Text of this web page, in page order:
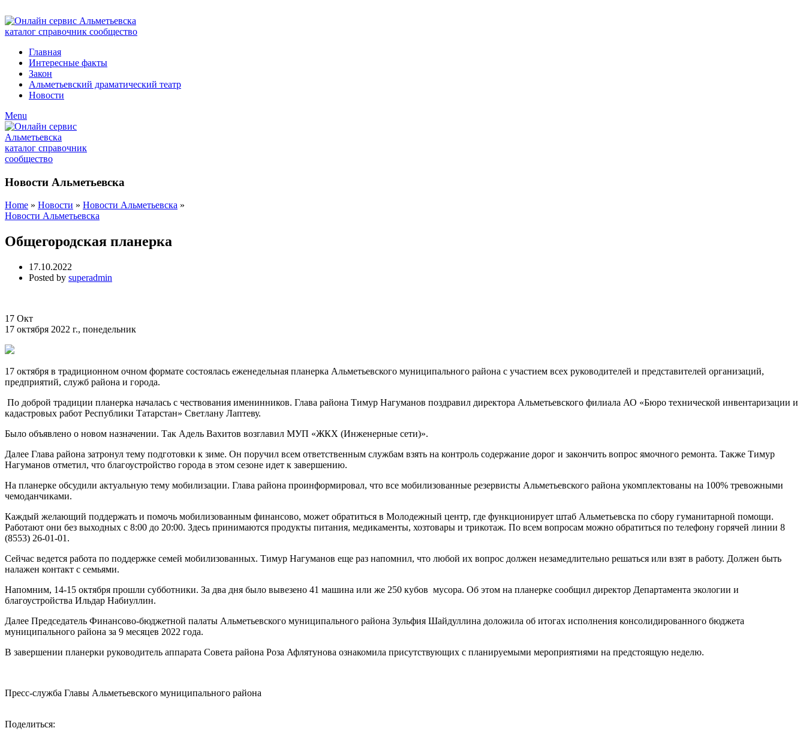
Главная
Интересные факты
Закон
Альметьевский драматический театр
Новости
Menu
Новости Альметьевска
Home » Новости » Новости Альметьевска »
Новости Альметьевска
Общегородская планерка
17.10.2022
Posted by superadmin
17 Окт
17 октября 2022 г., понедельник
17 октября в традиционном очном формате состоялась еженедельная планерка Альметьевского муниципального района с участием всех руководителей и представителей организаций,
предприятий, служб района и города.
По доброй традиции планерка началась с чествования именинников. Глава района Тимур Нагуманов поздравил директора Альметьевского филиала АО «Бюро технической инвентаризации и
кадастровых работ Республики Татарстан» Светлану Лаптеву.
Было объявлено о новом назначении. Так Адель Вахитов возглавил МУП «ЖКХ (Инженерные сети)».
Далее Глава района затронул тему подготовки к зиме. Он поручил всем ответственным службам взять на контроль содержание дорог и закончить вопрос ямочного ремонта. Также Тимур
Нагуманов отметил, что благоустройство города в этом сезоне идет к завершению.
На планерке обсудили актуальную тему мобилизации. Глава района проинформировал, что все мобилизованные резервисты Альметьевского района укомплектованы на 100% тревожными
чемоданчиками.
Каждый желающий поддержать и помочь мобилизованным финансово, может обратиться в Молодежный центр, где функционирует штаб Альметьевска по сбору гуманитарной помощи.
Работают они без выходных с 8:00 до 20:00. Здесь принимаются продукты питания, медикаменты, хозтовары и трикотаж. По всем вопросам можно обратиться по телефону горячей линии 8
(8553) 26-01-01.
Сейчас ведется работа по поддержке семей мобилизованных. Тимур Нагуманов еще раз напомнил, что любой их вопрос должен незамедлительно решаться или взят в работу. Должен быть
налажен контакт с семьями.
Напомним, 14-15 октября прошли субботники. За два дня было вывезено 41 машина или же 250 кубов мусора. Об этом на планерке сообщил директор Департамента экологии и
благоустройства Ильдар Набиуллин.
Далее Председатель Финансово-бюджетной палаты Альметьевского муниципального района Зульфия Шайдуллина доложила об итогах исполнения консолидированного бюджета
муниципального района за 9 месяцев 2022 года.
В завершении планерки руководитель аппарата Совета района Роза Афлятунова ознакомила присутствующих с планируемыми мероприятиями на предстоящую неделю.
Пресс-служба Главы Альметьевского муниципального района
Поделиться: